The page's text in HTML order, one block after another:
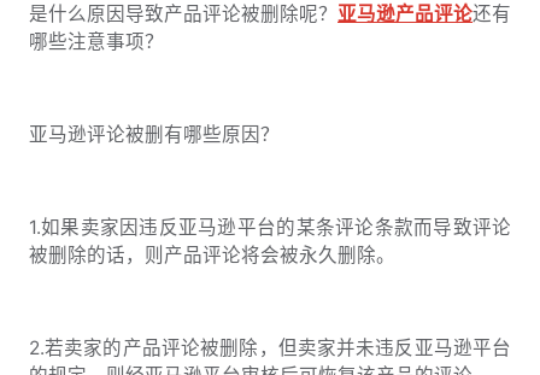
是什么原因导致产品评论被删除呢？亚马逊产品评论还有
哪些注意事项？
亚马逊评论被删有哪些原因？
1.如果卖家因违反亚马逊平台的某条评论条款而导致评论
被删除的话，则产品评论将会被永久删除。
2.若卖家的产品评论被删除，但卖家并未违反亚马逊平台